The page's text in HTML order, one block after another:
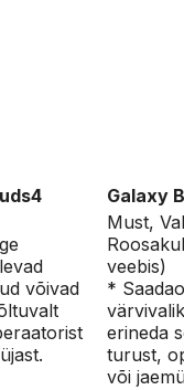
Galaxy
võivad
Must,
veebis)
*
erineda
turust,
või